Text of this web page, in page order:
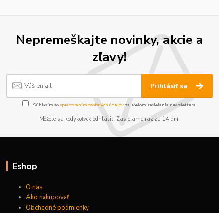
Nepremeškajte novinky, akcie a
zľavy!
Prihlásiť sa
Súhlasím sospracovaním osobných údajov za účelom zasielania newslettera.
Môžete sa kedykoľvek odhlásiť. Zasielame raz za 14 dní.
Eshop
O nás
Ako nakupovať
Obchodné podmienky